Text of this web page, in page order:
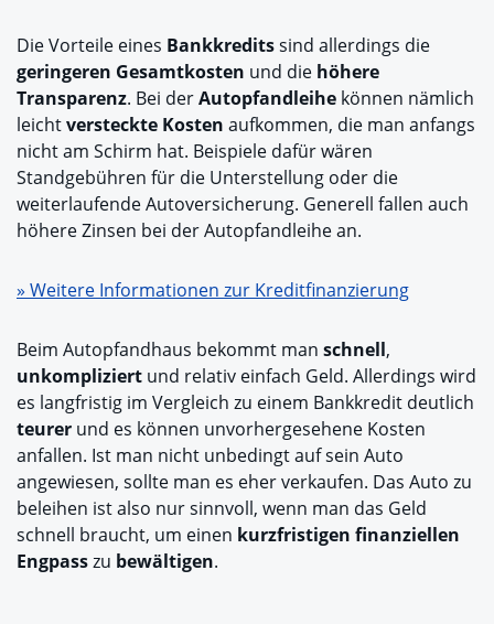
Die Vorteile eines Bankkreditssind allerdings die
geringeren Gesamtkosten und die höhere
Transparenz. Bei derAutopfandleihe können nämlich
leichtversteckte Kosten aufkommen, die man anfangs
nicht am Schirm hat. Beispiele dafür wären
Standgebühren für die Unterstellung oder die
weiterlaufende Autoversicherung. Generell fallen auch
höhere Zinsen bei der Autopfandleihe an.
» Weitere Informationen zur Kreditfinanzierung
Beim Autopfandhaus bekommt man schnell,
unkompliziert und relativ einfach Geld. Allerdings wird
es langfristig im Vergleich zu einem Bankkredit deutlich
teurer und es können unvorhergesehene Kosten
anfallen. Ist man nicht unbedingt auf sein Auto
angewiesen, sollte man es eher verkaufen. Das Auto zu
beleihen ist also nur sinnvoll, wenn man das Geld
schnell braucht, um einen kurzfristigen finanziellen
Engpasszu bewältigen.